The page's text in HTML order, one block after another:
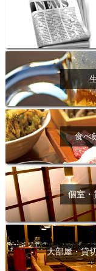
食べ
個室・
大部屋・貸